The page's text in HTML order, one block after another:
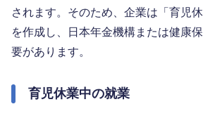
されます。そのため、企業は「育児
を作成し、日本年金機構または健康
要があります。
育児休業中の就業